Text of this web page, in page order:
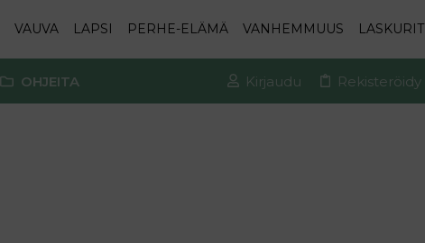
VAUVA LAPSI PERHE-ELÄMÄ VANHEMMUUS LASKURIT
OHJEITA Kirjaudu Rekisteröidy